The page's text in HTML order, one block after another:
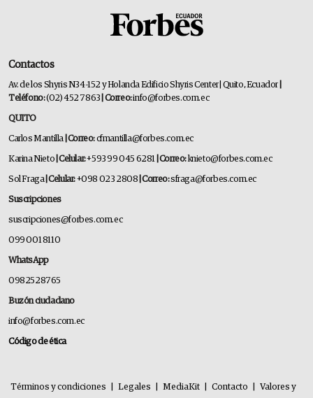
Contactos
Av. de los Shyris N34-152 y Holanda Edificio Shyris Center | Quito, Ecuador
Teléfono:(02) 452 7863 | Correo:info@forbes.com.ec
QUITO
Carlos Mantilla | Correo:cfmantilla@forbes.com.ec
Karina Nieto | Celular:+593 99 045 6281 | Correo:knieto@forbes.com.ec
Sol Fraga| Celular:+098 023 2808 | Correo:sfraga@forbes.com.ec
Suscripciones
suscripciones@forbes.com.ec
099 001 8110
WhatsApp
0982528765
Buzón ciudadano
info@forbes.com.ec
Código de ética
Términos y condiciones Legales MediaKit Contacto
Valores y